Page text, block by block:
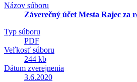
Názov súboru
Záverečný účet Mesta Rajec za
Typ súboru
PDF
Veľkosť súboru
244 kb
Dátum zverejnenia
3.6.2020